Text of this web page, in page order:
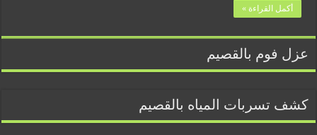
أكمل القراءة »
عزل فوم بالقصيم
كشف تسربات المياه بالقصيم